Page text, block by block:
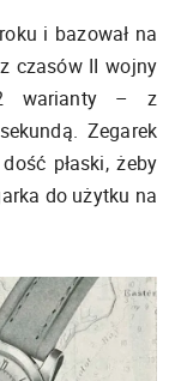
i bazował na
czasów II wojny
2 warianty – z
Zegarek
płaski, żeby
do użytku na